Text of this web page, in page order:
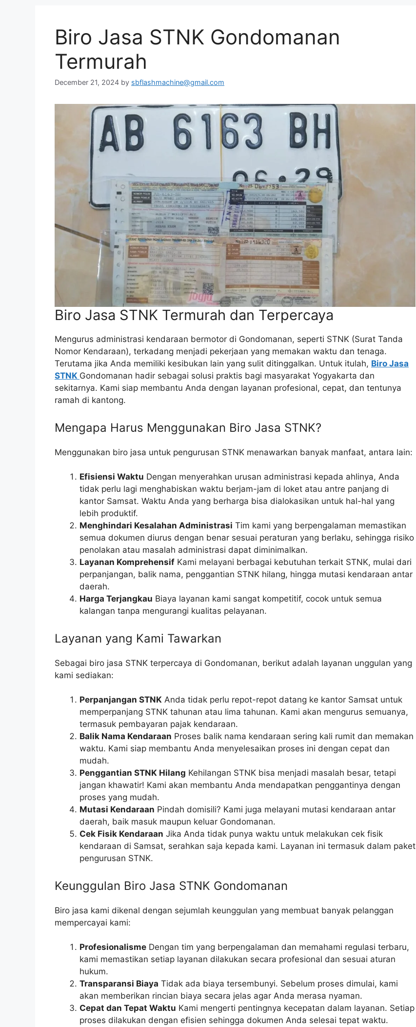
Biro Jasa STNK Gondomanan
Termurah
December 21, 2024 by sbflashmachine@gmail.com
Biro Jasa STNK Termurah dan Terpercaya
Mengurus administrasi kendaraan bermotor di Gondomanan, seperti STNK (Surat Tanda
Nomor Kendaraan), terkadang menjadi pekerjaan yang memakan waktu dan tenaga.
Terutama jika Anda memiliki kesibukan lain yang sulit ditinggalkan. Untuk itulah, Biro Jasa
STNK Gondomanan hadir sebagai solusi praktis bagi masyarakat Yogyakarta dan
sekitarnya. Kami siap membantu Anda dengan layanan profesional, cepat, dan tentunya
ramah di kantong.
Mengapa Harus Menggunakan Biro Jasa STNK?
Menggunakan biro jasa untuk pengurusan STNK menawarkan banyak manfaat, antara lain:
Efisiensi Waktu Dengan menyerahkan urusan administrasi kepada ahlinya, Anda
tidak perlu lagi menghabiskan waktu berjam-jam di loket atau antre panjang di
kantor Samsat. Waktu Anda yang berharga bisa dialokasikan untuk hal-hal yang
lebih produktif.
Menghindari Kesalahan Administrasi Tim kami yang berpengalaman memastikan
semua dokumen diurus dengan benar sesuai peraturan yang berlaku, sehingga risiko
penolakan atau masalah administrasi dapat diminimalkan.
Layanan Komprehensif Kami melayani berbagai kebutuhan terkait STNK, mulai dari
perpanjangan, balik nama, penggantian STNK hilang, hingga mutasi kendaraan antar
daerah.
Harga Terjangkau Biaya layanan kami sangat kompetitif, cocok untuk semua
kalangan tanpa mengurangi kualitas pelayanan.
Layanan yang Kami Tawarkan
Sebagai biro jasa STNK terpercaya di Gondomanan, berikut adalah layanan unggulan yang
kami sediakan:
Perpanjangan STNK Anda tidak perlu repot-repot datang ke kantor Samsat untuk
memperpanjang STNK tahunan atau lima tahunan. Kami akan mengurus semuanya,
termasuk pembayaran pajak kendaraan.
Balik Nama Kendaraan Proses balik nama kendaraan sering kali rumit dan memakan
waktu. Kami siap membantu Anda menyelesaikan proses ini dengan cepat dan
mudah.
Penggantian STNK Hilang Kehilangan STNK bisa menjadi masalah besar, tetapi
jangan khawatir! Kami akan membantu Anda mendapatkan penggantinya dengan
proses yang mudah.
Mutasi Kendaraan Pindah domisili? Kami juga melayani mutasi kendaraan antar
daerah, baik masuk maupun keluar Gondomanan.
Cek Fisik Kendaraan Jika Anda tidak punya waktu untuk melakukan cek fisik
kendaraan di Samsat, serahkan saja kepada kami. Layanan ini termasuk dalam paket
pengurusan STNK.
Keunggulan Biro Jasa STNK Gondomanan
Biro jasa kami dikenal dengan sejumlah keunggulan yang membuat banyak pelanggan
mempercayai kami:
Profesionalisme Dengan tim yang berpengalaman dan memahami regulasi terbaru,
kami memastikan setiap layanan dilakukan secara profesional dan sesuai aturan
hukum.
Transparansi Biaya Tidak ada biaya tersembunyi. Sebelum proses dimulai, kami
akan memberikan rincian biaya secara jelas agar Anda merasa nyaman.
Cepat dan Tepat Waktu Kami mengerti pentingnya kecepatan dalam layanan. Setiap
proses dilakukan dengan efisien sehingga dokumen Anda selesai tepat waktu.